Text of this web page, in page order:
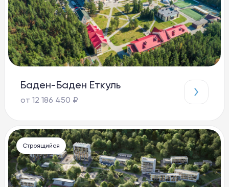
Баден-Баден Еткуль
от 12 186 450 ₽
Строящийся